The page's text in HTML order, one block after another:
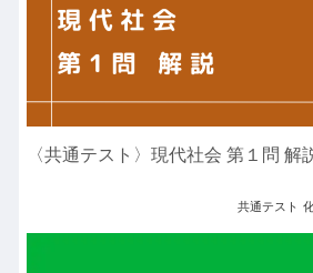
〈共通テスト〉現代社会 第１問 解
共通テスト